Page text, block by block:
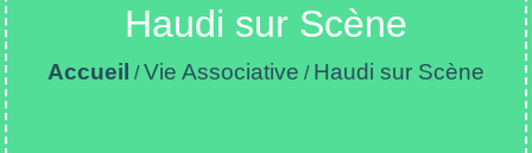
Haudi sur Scène
Accueil /Vie Associative / Haudi sur Scène